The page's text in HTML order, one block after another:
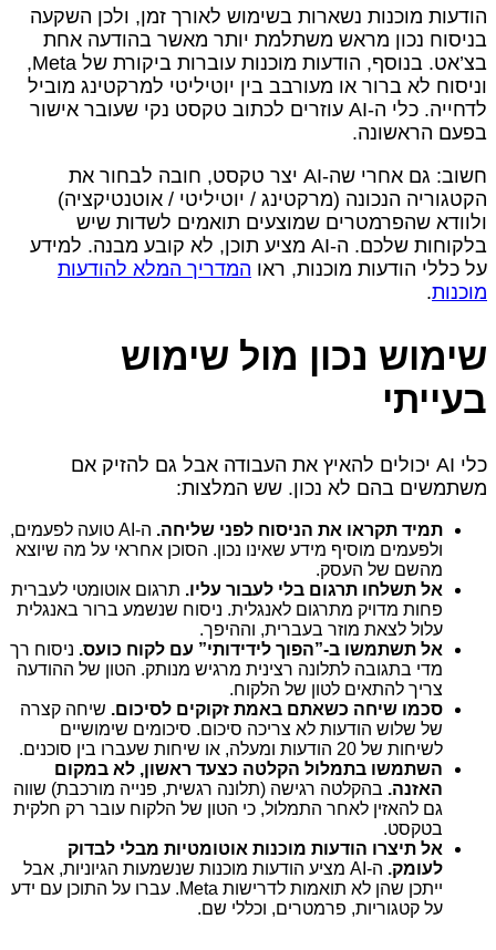
הודעות מוכנות נשארות בשימוש לאורך זמן, ולכן השקעה
בניסוח נכון מראש משתלמת יותר מאשר בהודעה אחת
בצ’אט. בנוסף, הודעות מוכנות עוברות ביקורת של Meta,
וניסוח לא ברור או מעורבב בין יוטיליטי למרקטינג מוביל
לדחייה. כלי ה‑AI עוזרים לכתוב טקסט נקי שעובר אישור
בפעם הראשונה.
חשוב: גם אחרי שה‑AI יצר טקסט, חובה לבחור את
הקטגוריה הנכונה (מרקטינג / יוטיליטי / אוטנטיקציה)
ולוודא שהפרמטרים שמוצעים תואמים לשדות שיש
בלקוחות שלכם. ה‑AI מציע תוכן, לא קובע מבנה. למידע
על כללי הודעות מוכנות, ראו המדריך המלא להודעות
מוכנות.
שימוש נכון מול שימוש
בעייתי
כלי AI יכולים להאיץ את העבודה אבל גם להזיק אם
משתמשים בהם לא נכון. שש המלצות:
תמיד תקראו את הניסוח לפני שליחה.
ה‑AI טועה לפעמים,
ולפעמים מוסיף מידע שאינו נכון. הסוכן אחראי על מה שיוצא
מהשם של העסק.
אל תשלחו תרגום בלי לעבור עליו. תרגום אוטומטי לעברית
פחות מדויק מתרגום לאנגלית. ניסוח שנשמע ברור באנגלית
עלול לצאת מוזר בעברית, וההיפך.
אל תשתמשו ב‑”הפוך לידידותי” עם לקוח כועס. ניסוח רך
מדי בתגובה לתלונה רצינית מרגיש מנותק. הטון של ההודעה
צריך להתאים לטון של הלקוח.
סכמו שיחה כשאתם באמת זקוקים לסיכום. שיחה קצרה
של שלוש הודעות לא צריכה סיכום. סיכומים שימושיים
לשיחות של 20 הודעות ומעלה, או שיחות שעברו בין סוכנים.
השתמשו בתמלול הקלטה כצעד ראשון, לא במקום
האזנה. בהקלטה רגישה (תלונה רגשית, פנייה מורכבת) שווה
גם להאזין לאחר התמלול, כי הטון של הלקוח עובר רק חלקית
בטקסט.
אל תיצרו הודעות מוכנות אוטומטיות מבלי לבדוק
לעומק.
ה‑AI מציע הודעות מוכנות שנשמעות הגיוניות, אבל
ייתכן שהן לא תואמות לדרישות Meta. עברו על התוכן עם ידע
על קטגוריות, פרמטרים, וכללי שם.